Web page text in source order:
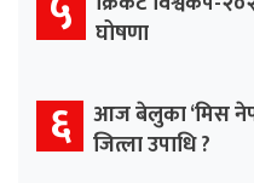
घोषणा
६ आज बेलुका ‘मिस
जित्ला उपाधि ?